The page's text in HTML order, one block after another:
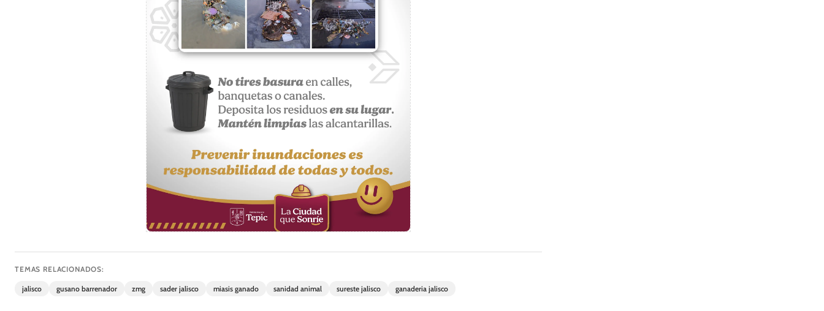
TEMAS RELACIONADOS:
jalisco gusano barrenador zmg sader jalisco miasis ganado sanidad animal sureste jalisco ganaderia jalisco